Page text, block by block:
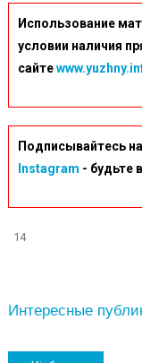
Использование
условии наличия
сайте
Подписывайтесь
Instagram - будьте
14
Интересные